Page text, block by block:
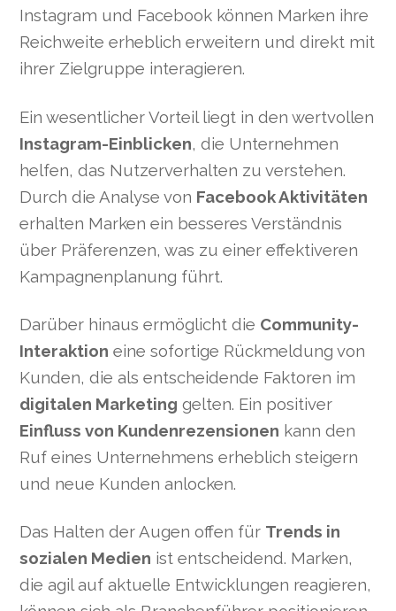
Instagram und Facebook können Marken ihre
Reichweite erheblich erweitern und direkt mit
ihrer Zielgruppe interagieren.
Ein wesentlicher Vorteil liegt in den wertvollen
Instagram-Einblicken, die Unternehmen
helfen, das Nutzerverhalten zu verstehen.
Durch die Analyse von Facebook Aktivitäten
erhalten Marken ein besseres Verständnis
über Präferenzen, was zu einer effektiveren
Kampagnenplanung führt.
Darüber hinaus ermöglicht die Community-
Interaktion eine sofortige Rückmeldung von
Kunden, die als entscheidende Faktoren im
digitalen Marketing gelten. Ein positiver
Einfluss von Kundenrezensionen kann den
Ruf eines Unternehmens erheblich steigern
und neue Kunden anlocken.
Das Halten der Augen offen für Trends in
sozialen Medien ist entscheidend. Marken,
die agil auf aktuelle Entwicklungen reagieren,